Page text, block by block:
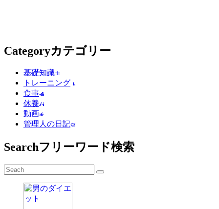
Categoryカテゴリー
基礎知識
トレーニング
食事
休養
動画
管理人の日記
Searchフリーワード検索